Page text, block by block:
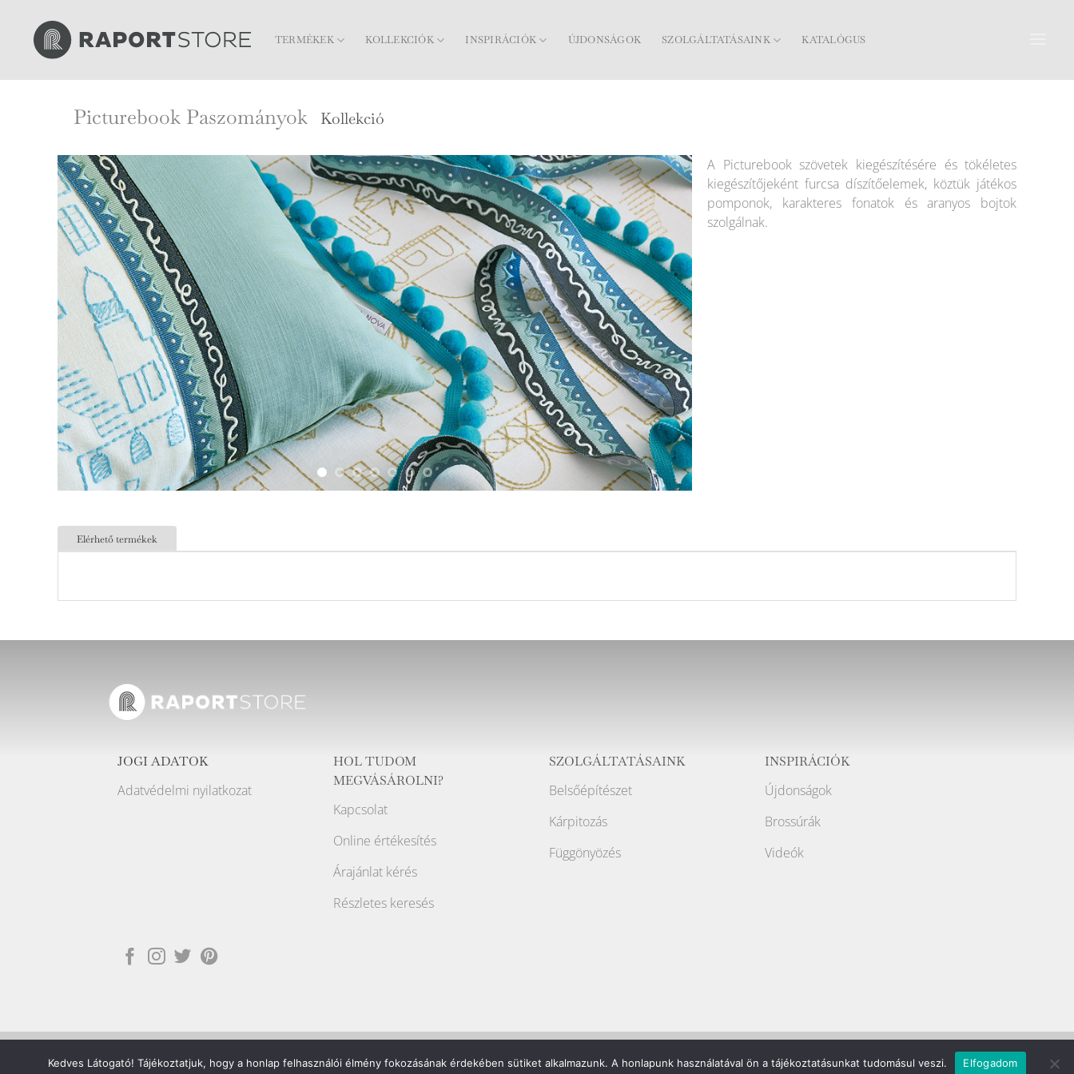
content
TERMÉKEK KOLLEKCIÓK INSPIRÁCIÓK ÚJDONSÁGOK SZOLGÁLTATÁSAINK KATALÓGUS
Picturebook Paszományok Kollekció
A Picturebook szövetek kiegészítésére és tökéletes
kiegészítőjeként furcsa díszítőelemek, köztük játékos
pomponok, karakteres fonatok és aranyos bojtok
szolgálnak.
Elérhető termékek
JOGI ADATOK
Adatvédelmi nyilatkozat
HOL TUDOM
MEGVÁSÁROLNI?
Kapcsolat
Online értékesítés
Árajánlat kérés
Részletes keresés
SZOLGÁLTATÁSAINK
Belsőépítészet
Kárpitozás
Függönyözés
INSPIRÁCIÓK
Újdonságok
Brossúrák
Videók
Weboldalt készítette:
Kedves Látogató! Tájékoztatjuk, hogy a honlap felhasználói élmény fokozásának érdekében sütiket alkalmazunk. A honlapunk használatával ön a tájékoztatásunkat tudomásul veszi. Elfogadom